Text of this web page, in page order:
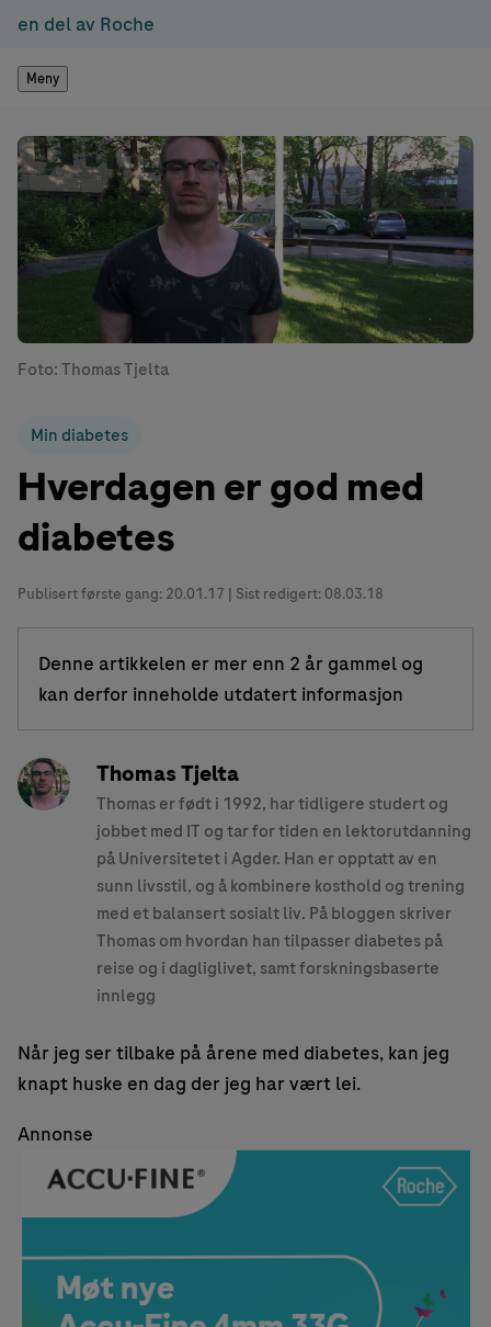
en del av Roche
Meny
Foto: Thomas Tjelta
Min diabetes
Hverdagen er god med
diabetes
Publisert første gang: 20.01.17 | Sist redigert: 08.03.18
Denne artikkelen er mer enn 2 år gammel og
kan derfor inneholde utdatert informasjon
Thomas Tjelta
Thomas er født i 1992, har tidligere studert og
jobbet med IT og tar for tiden en lektorutdanning
på Universitetet i Agder. Han er opptatt av en
sunn livsstil, og å kombinere kosthold og trening
med et balansert sosialt liv. På bloggen skriver
Thomas om hvordan han tilpasser diabetes på
reise og i dagliglivet, samt forskningsbaserte
innlegg
Når jeg ser tilbake på årene med diabetes, kan jeg
knapt huske en dag der jeg har vært lei.
Annonse